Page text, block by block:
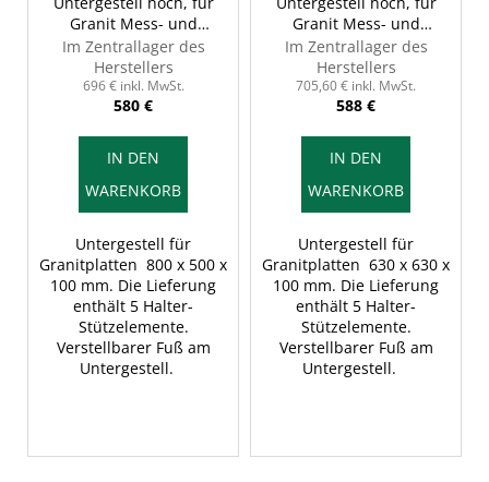
Granit Mess- und
Kontrollplatte, INSIZE
6902-85H
Im Zentrallager des
Herstellers
696 € inkl. MwSt.
580 €
IN DEN
WARENKORB
Untergestell für
Granitplatten 800 x 500 x
100 mm. Die Lieferung
enthält 5 Halter-
Stützelemente.
Verstellbarer Fuß am
Untergestell.
Granit Mess- und
Kontrollplatte, INSIZE
6902-66H
Im Zentrallager des
Herstellers
705,60 € inkl. MwSt.
588 €
IN DEN
WARENKORB
Untergestell für
Granitplatten 630 x 630 x
100 mm. Die Lieferung
enthält 5 Halter-
Stützelemente.
Verstellbarer Fuß am
Untergestell.